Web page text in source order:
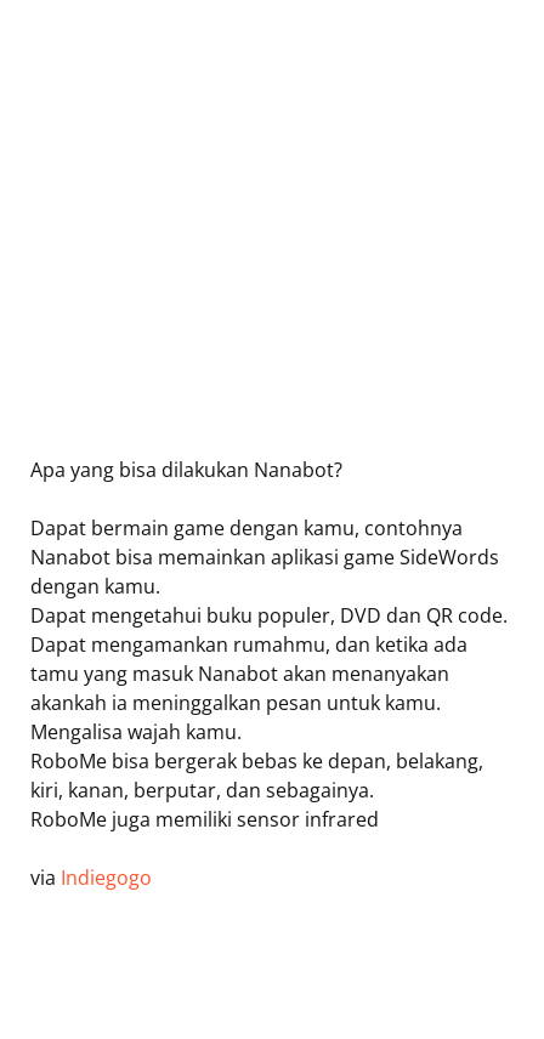
Apa yang bisa dilakukan Nanabot?
Dapat bermain game dengan kamu, contohnya
Nanabot bisa memainkan aplikasi game SideWords
dengan kamu.
Dapat mengetahui buku populer, DVD dan QR code.
Dapat mengamankan rumahmu, dan ketika ada
tamu yang masuk Nanabot akan menanyakan
akankah ia meninggalkan pesan untuk kamu.
Mengalisa wajah kamu.
RoboMe bisa bergerak bebas ke depan, belakang,
kiri, kanan, berputar, dan sebagainya.
RoboMe juga memiliki sensor infrared
via Indiegogo